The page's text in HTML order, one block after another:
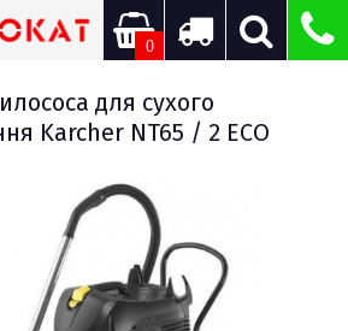
0
для сухого
Karcher NT65 / 2 ECO